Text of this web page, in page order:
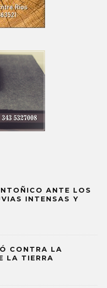
ANTE LOS
INTENSAS Y
CONTRA LA
LA TIERRA